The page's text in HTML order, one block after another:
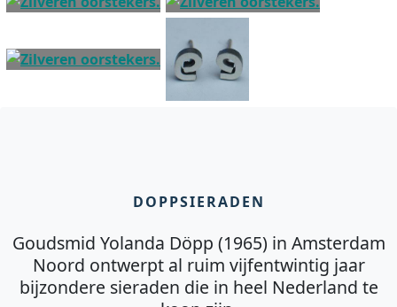
DOPPSIERADEN
Goudsmid Yolanda Döpp (1965) in Amsterdam
Noord ontwerpt al ruim vijfentwintig jaar
bijzondere sieraden die in heel Nederland te